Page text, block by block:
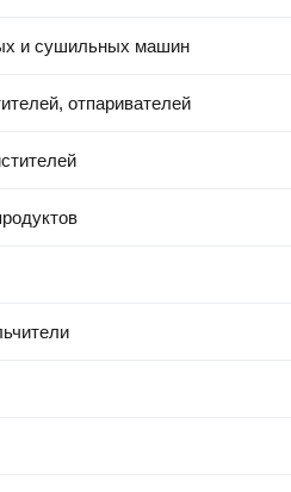
и сушильных машин
отпаривателей